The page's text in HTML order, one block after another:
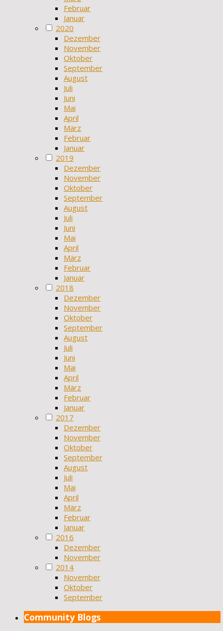
Februar
Januar
2020
Dezember
November
Oktober
September
August
Juli
Juni
Mai
April
März
Februar
Januar
2019
Dezember
November
Oktober
September
August
Juli
Juni
Mai
April
März
Februar
Januar
2018
Dezember
November
Oktober
September
August
Juli
Juni
Mai
April
März
Februar
Januar
2017
Dezember
November
Oktober
September
August
Juli
Mai
April
März
Februar
Januar
2016
Dezember
November
2014
November
Oktober
September
Community Blogs